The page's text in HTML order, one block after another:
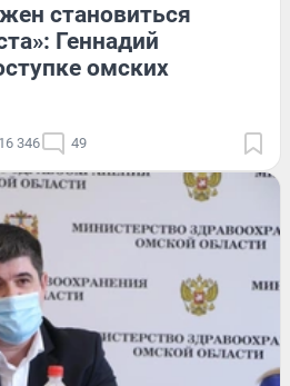
становиться
Геннадий
омских
16 346 49